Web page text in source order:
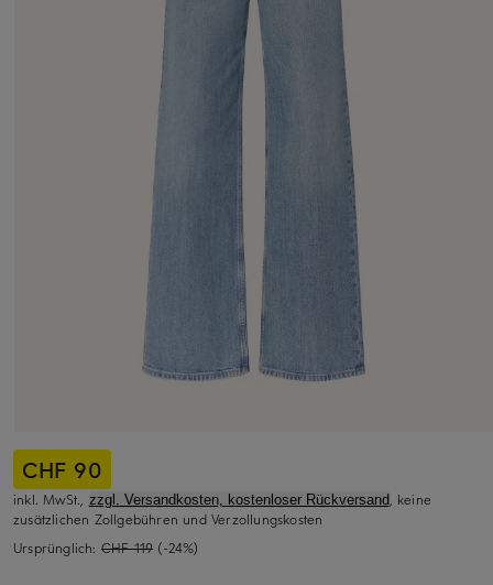
CHF 90
inkl. MwSt., zzgl. Versandkosten, kostenloser Rückversand, keine
zusätzlichen Zollgebühren und Verzollungskosten
Ursprünglich: CHF 119 (-24%)